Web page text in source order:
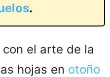
.
el arte de la
hojas en otoño